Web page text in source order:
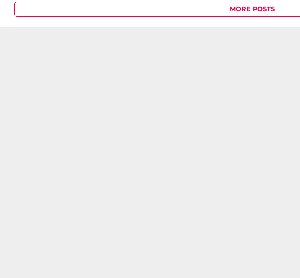
MORE POSTS